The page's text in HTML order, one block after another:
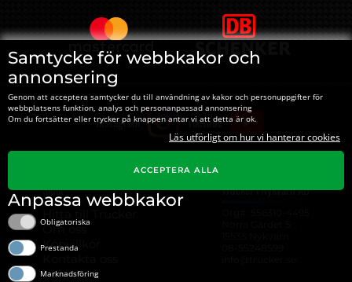
Samtycke för webbkakor och
annonsering
Genom att acceptera samtycker du till användning av kakor och personuppgifter för
webbplatsens funktion, analys och personanpassad annonsering
Om du fortsätter eller trycker på knappen antar vi att detta är ok.
Läs utförligt om hur vi hanterar cookies
ACCEPTERA ALLA
Anpassa webbkakor
Obligatoriska
Prestanda
Marknadsföring
Instagram Youtube
Sidor
Om oss
Köpvillkor
Kakor
Trucker i Nykvarn AB